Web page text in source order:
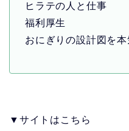
ヒラテの人と仕事
福利厚生
おにぎりの設計図を
▼サイトはこちら